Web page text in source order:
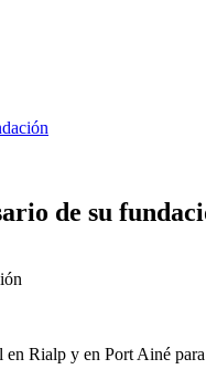
de su
Rialp y en Port Ainé